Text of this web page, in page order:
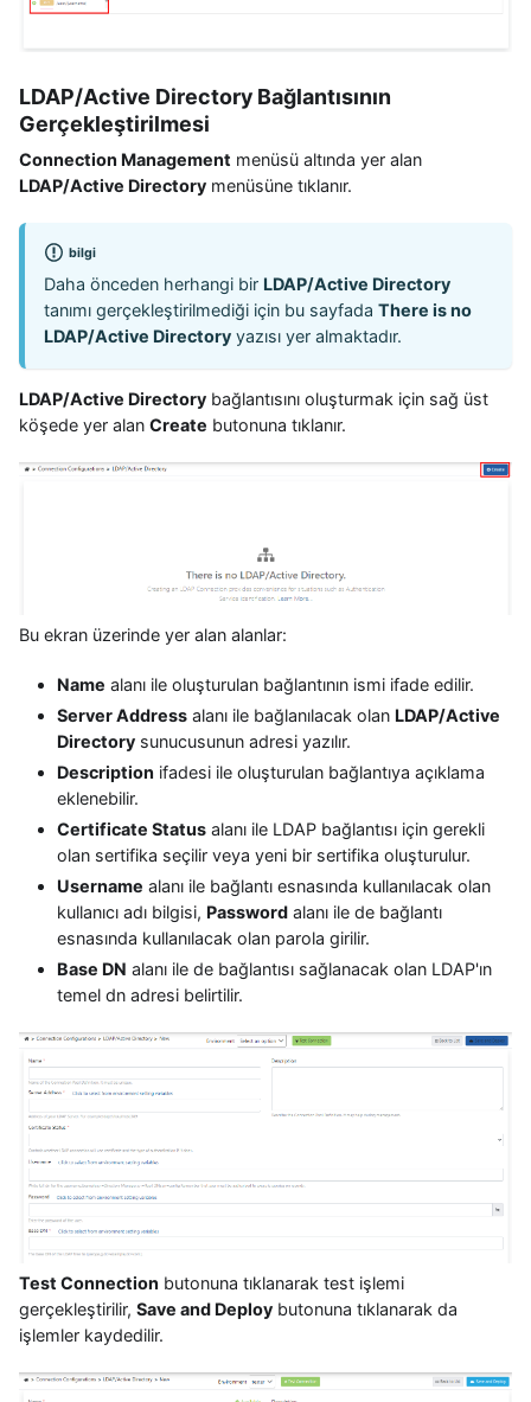
LDAP/Active Directory Bağlantısının
Gerçekleştirilmesi
Connection Management menüsü altında yer alan
LDAP/Active Directory menüsüne tıklanır.
bilgi
Daha önceden herhangi bir LDAP/Active Directory
tanımı gerçekleştirilmediği için bu sayfada There is no
LDAP/Active Directory yazısı yer almaktadır.
LDAP/Active Directory bağlantısını oluşturmak için sağ üst
köşede yer alan Create butonuna tıklanır.
Bu ekran üzerinde yer alan alanlar:
Name alanı ile oluşturulan bağlantının ismi ifade edilir.
Server Address alanı ile bağlanılacak olan LDAP/Active
Directory sunucusunun adresi yazılır.
Description ifadesi ile oluşturulan bağlantıya açıklama
eklenebilir.
Certificate Status alanı ile LDAP bağlantısı için gerekli
olan sertifika seçilir veya yeni bir sertifika oluşturulur.
Username alanı ile bağlantı esnasında kullanılacak olan
kullanıcı adı bilgisi, Password alanı ile de bağlantı
esnasında kullanılacak olan parola girilir.
Base DN alanı ile de bağlantısı sağlanacak olan LDAP'ın
temel dn adresi belirtilir.
Test Connection butonuna tıklanarak test işlemi
gerçekleştirilir, Save and Deploy butonuna tıklanarak da
işlemler kaydedilir.